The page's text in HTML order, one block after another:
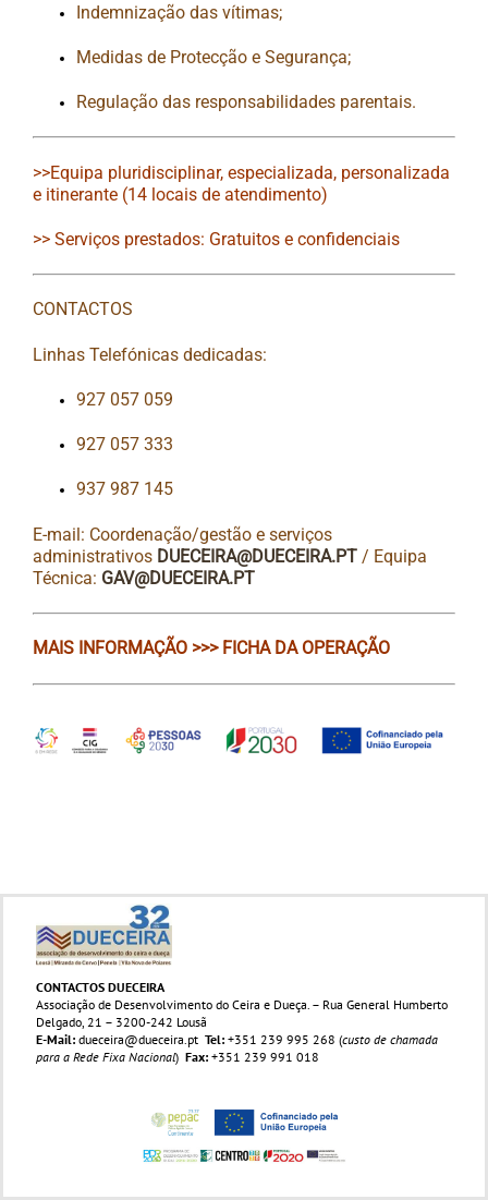
Indemnização das vítimas;
Medidas de Protecção e Segurança;
Regulação das responsabilidades parentais.
>>Equipa pluridisciplinar, especializada, personalizada
e itinerante (14 locais de atendimento)
>> Serviços prestados: Gratuitos e confidenciais
CONTACTOS
Linhas Telefónicas dedicadas:
927 057 059
927 057 333
937 987 145
E-mail: Coordenação/gestão e serviços
administrativos DUECEIRA@DUECEIRA.PT / Equipa
Técnica: GAV@DUECEIRA.PT
MAIS INFORMAÇÃO >>> FICHA DA OPERAÇÃO
CONTACTOS DUECEIRA
Associação de Desenvolvimento do Ceira e Dueça. – Rua General Humberto
Delgado, 21 – 3200-242 Lousã
E-Mail: dueceira@dueceira.pt Tel: +351 239 995 268 (custo de chamada
para a Rede Fixa Nacional) Fax: +351 239 991 018